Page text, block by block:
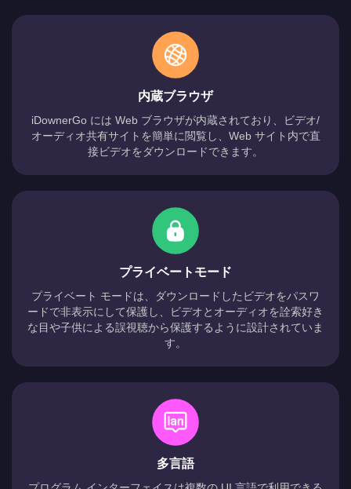
内蔵ブラウザ
iDownerGo には Web ブラウザが内蔵されており、ビデオ/
オーディオ共有サイトを簡単に閲覧し、Web サイト内で直
接ビデオをダウンロードできます。
プライベートモード
プライベート モードは、ダウンロードしたビデオをパスワ
ードで非表示にして保護し、ビデオとオーディオを詮索好き
な目や子供による誤視聴から保護するように設計されていま
す。
多言語